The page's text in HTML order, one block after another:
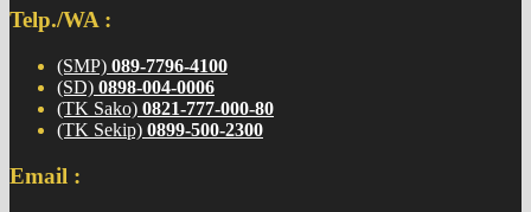
Telp./WA :
(SMP) 089-7796-4100
(SD) 0898-004-0006
(TK Sako) 0821-777-000-80
(TK Sekip) 0899-500-2300
Email :